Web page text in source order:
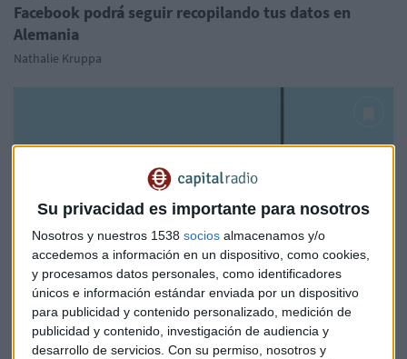
Su privacidad es importante para nosotros
Nosotros y nuestros 1538 socios almacenamos y/o
accedemos a información en un dispositivo, como cookies,
y procesamos datos personales, como identificadores
únicos e información estándar enviada por un dispositivo
para publicidad y contenido personalizado, medición de
publicidad y contenido, investigación de audiencia y
desarrollo de servicios. Con su permiso, nosotros y
Facebook podrá seguir recopilando tus datos en
Alemania
Nathalie Kruppa